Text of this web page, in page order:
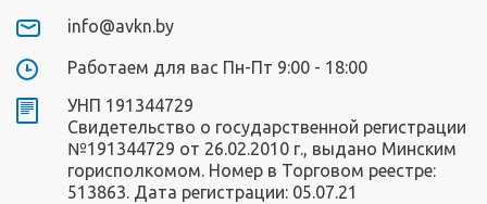
info@avkn.by
Работаем для вас Пн-Пт 9:00 - 18:00
УНП 191344729
Свидетельство о государственной регистрации
№191344729 от 26.02.2010 г., выдано Минским
горисполкомом. Номер в Торговом реестре:
513863. Дата регистрации: 05.07.21